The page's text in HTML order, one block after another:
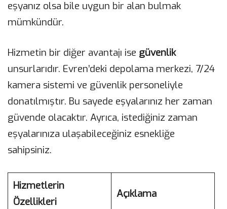
eşyanız olsa bile uygun bir alan bulmak
mümkündür.
Hizmetin bir diğer avantajı ise güvenlik
unsurlarıdır. Evren’deki depolama merkezi, 7/24
kamera sistemi ve güvenlik personeliyle
donatılmıştır. Bu sayede eşyalarınız her zaman
güvende olacaktır. Ayrıca, istediğiniz zaman
eşyalarınıza ulaşabileceğiniz esnekliğe
sahipsiniz.
Hizmetlerin
Özellikleri
Açıklama